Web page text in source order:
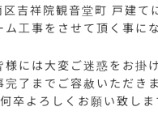
区吉祥院観音堂町 戸建て
ム工事をさせて頂く事に
様には大変ご迷惑をお掛
完了までご容赦いただき
何卒よろしくお願い致しま